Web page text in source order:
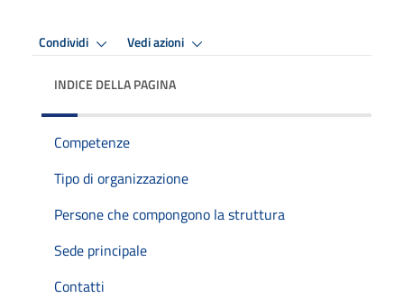
Condividi Vedi azioni
INDICE DELLA PAGINA
Competenze
Tipo di organizzazione
Persone che compongono la struttura
Sede principale
Contatti